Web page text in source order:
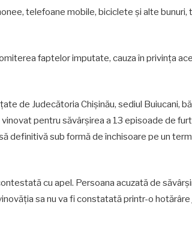
telefoane mobile, biciclete și alte bunuri,
faptelor imputate, cauza în privința
de Judecătoria Chișinău, sediul Buiucani,
pentru săvârșirea a 13 episoade de
definitivă sub formă de închisoare pe un
cu apel. Persoana acuzată de
sa nu va fi constatată printr-o